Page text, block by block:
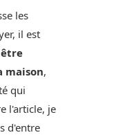
les
il est
être
maison,
qui
l'article, je
d'entre